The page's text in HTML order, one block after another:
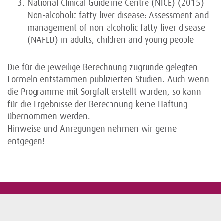
National Clinical Guideline Centre (NICE) (2015)
Non-alcoholic fatty liver disease: Assessment and
management of non-alcoholic fatty liver disease
(NAFLD) in adults, children and young people
Die für die jeweilige Berechnung zugrunde gelegten
Formeln entstammen publizierten Studien. Auch wenn
die Programme mit Sorgfalt erstellt wurden, so kann
für die Ergebnisse der Berechnung keine Haftung
übernommen werden.
Hinweise und Anregungen nehmen wir gerne
entgegen!